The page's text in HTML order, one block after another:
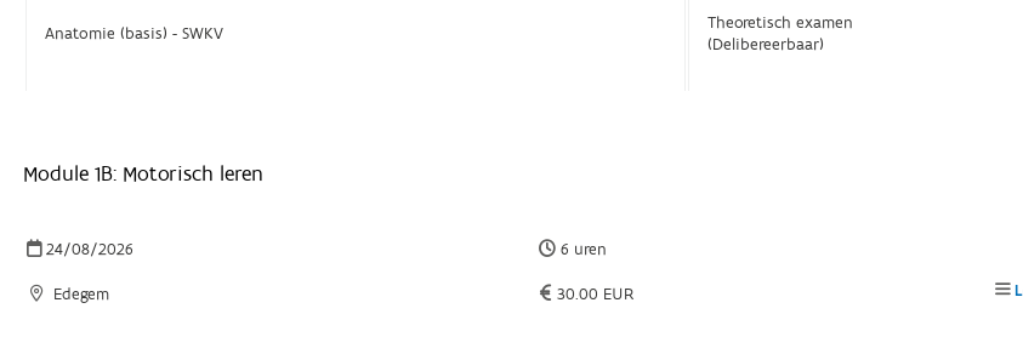
Anatomie (basis) - SWKV
Theoretisch examen
(Delibereerbaar)
Module 1B: Motorisch leren
24/08/2026 6 uren
Edegem 30.00 EUR